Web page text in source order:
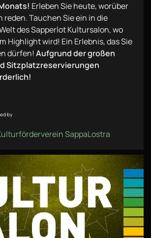
Erleben Sie heute, worüber
reden. Tauchen Sie ein in die
des Sapperlot Kultursalon, wo
Highlight wird! Ein Erlebnis, das Sie
dürfen! Aufgrund der großen
Sitzplatzreservierungen
by
SappaLostra